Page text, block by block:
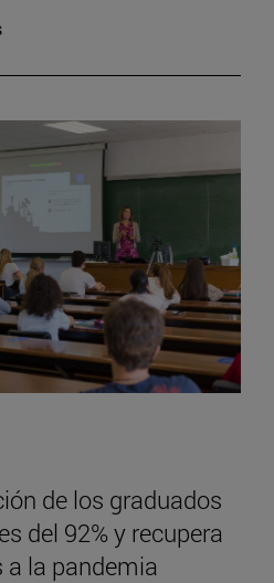
de los graduados
del 92% y recupera
a la pandemia